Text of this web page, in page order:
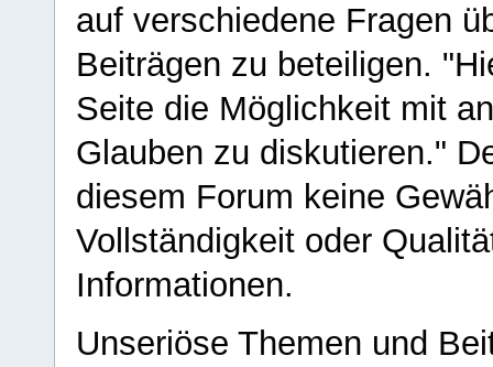
auf verschiedene Fragen
Beiträgen zu beteiligen.
Seite die Möglichkeit mit
Glauben zu diskutieren."
diesem Forum keine
Vollständigkeit oder
Informationen.
Unseriöse Themen und